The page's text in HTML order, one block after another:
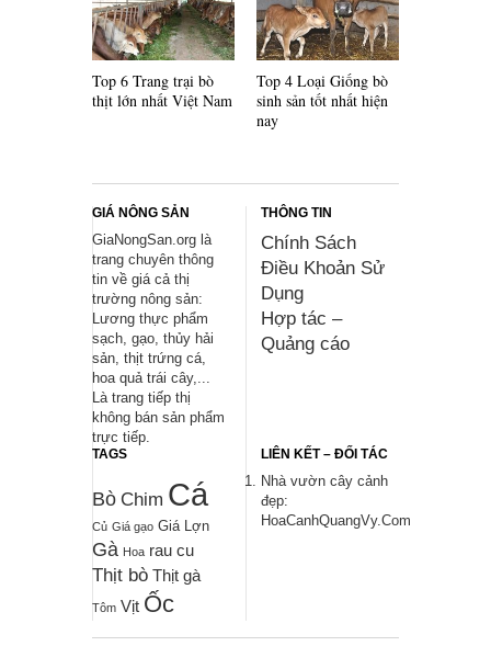
Top 6 Trang trại bò
thịt lớn nhất Việt Nam
Top 4 Loại Giống bò
sinh sản tốt nhất hiện
nay
GIÁ NÔNG SẢN
GiaNongSan.org là
trang chuyên thông
tin về giá cả thị
trường nông sản:
Lương thực phẩm
sạch, gạo, thủy hải
sản, thịt trứng cá,
hoa quả trái cây,...
Là trang tiếp thị
không bán sản phẩm
trực tiếp.
THÔNG TIN
Chính Sách
Điều Khoản Sử
Dụng
Hợp tác –
Quảng cáo
TAGS
Bò Chim Cá
Củ Giá gạo Giá Lợn
Gà Hoa rau cu
Thịt bò Thịt gà
Tôm Vịt Ốc
LIÊN KẾT – ĐỐI TÁC
Nhà vườn cây cảnh
đẹp:
HoaCanhQuangVy.Com